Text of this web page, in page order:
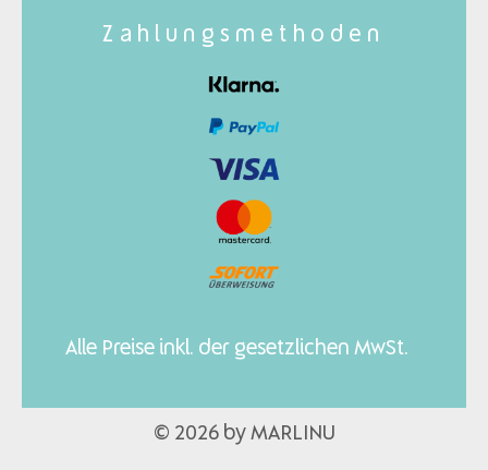
Zahlungsmethoden
Alle Preise inkl. der gesetzlichen MwSt.
© 2026 by MARLINU